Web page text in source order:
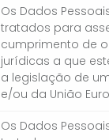
Os Dados
tratados para
cumprimento de
jurídicas a que
a legislação de
e/ou da União
Os Dados